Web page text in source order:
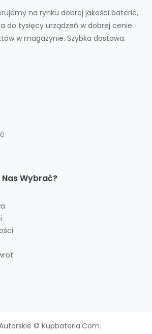
na rynku dobrej jakości baterie,
do tysięcy urządzeń w dobrej cenie.
w magazynie. Szybka dostawa.
Wybrać?
© Kupbateria.com.